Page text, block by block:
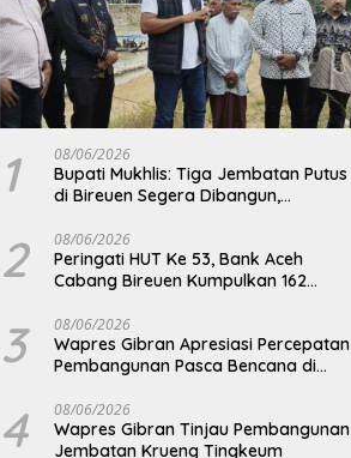
1 08/06/2026
Bupati Mukhlis: Tiga Jembatan Putus
di Bireuen Segera Dibangun,
2 08/06/2026
Peringati HUT Ke 53, Bank Aceh
Cabang Bireuen Kumpulkan 162
3 08/06/2026
Wapres Gibran Apresiasi Percepatan
Pembangunan Pasca Bencana di
4 08/06/2026
Wapres Gibran Tinjau Pembangunan
Jembatan Krueng Tingkeum